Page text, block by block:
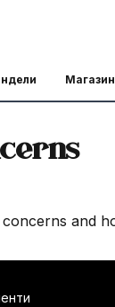
Магазин
and